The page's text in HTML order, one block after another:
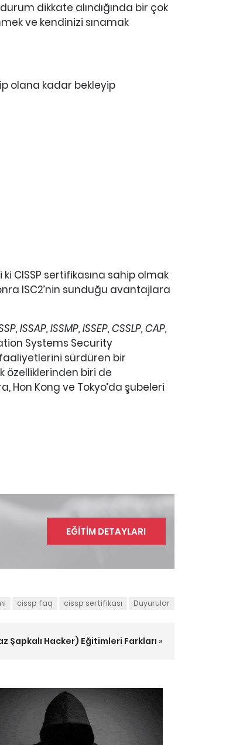
dikkate alındığında bir çok
ve kendinizi sınamak
olana kadar bekleyip
CISSP sertifikasına sahip olmak
ISC2’nin sunduğu avantajlara
ISSMP, ISSEP, CSSLP, CAP,
Systems Security
sürdüren bir
özelliklerinden biri de
Hon Kong ve Tokyo’da şubeleri
EĞİTİM DETAYLARI
cissp faq cissp sertifikası Duyurular
Şapkalı Hacker) Eğitimleri Farkları »